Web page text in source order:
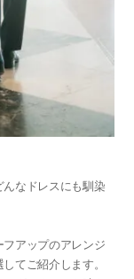
なドレスにも馴染
アップのアレンジ
てご紹介します。